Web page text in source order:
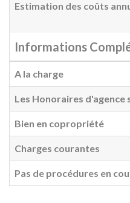
Estimation des coûts
Informations
A la charge
Les Honoraires
Bien en copropriété
Charges courantes
Pas de procédures en